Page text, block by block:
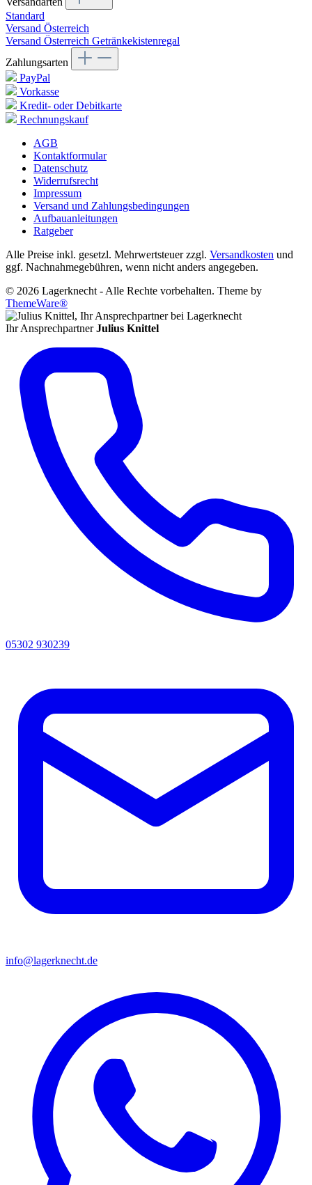
Standard
Versand Österreich
Versand Österreich Getränkekistenregal
Zahlungsarten
PayPal
Vorkasse
Kredit- oder Debitkarte
Rechnungskauf
AGB
Kontaktformular
Datenschutz
Widerrufsrecht
Impressum
Versand und Zahlungsbedingungen
Aufbauanleitungen
Ratgeber
Alle Preise inkl. gesetzl. Mehrwertsteuer zzgl. Versandkosten und
ggf. Nachnahmegebühren, wenn nicht anders angegeben.
© 2026 Lagerknecht - Alle Rechte vorbehalten. Theme by
ThemeWare®
Ihr Ansprechpartner Julius Knittel
05302 930239
info@lagerknecht.de